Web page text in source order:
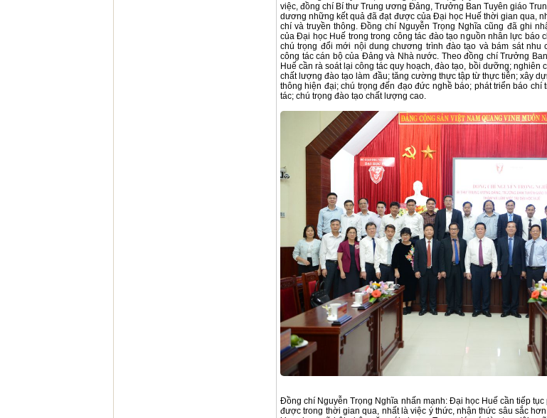
việc, đồng chí Bí thư Trung ương Đảng, Trưởng Ban Tuyên giáo
dương những kết quả đã đạt được của Đại học Huế thời gian qua,
chí và truyền thông. Đồng chí Nguyễn Trọng Nghĩa cũng đã ghi
của Đại học Huế trong trong công tác đào tạo nguồn nhân lực báo
chú trọng đổi mới nội dung chương trình đào tạo và bám sát nhu
công tác cán bộ của Đảng và Nhà nước. Theo đồng chí Trưởng
Huế cần rà soát lại công tác quy hoạch, đào tạo, bồi dưỡng; nghiên
chất lượng đào tạo làm đầu; tăng cường thực tập từ thực tiễn; xây
thông hiện đại; chú trọng đến đạo đức nghề báo; phát triển báo
tác; chú trọng đào tạo chất lượng cao.
Đồng chí Nguyễn Trọng Nghĩa nhấn mạnh: Đại học Huế cần tiếp tục
được trong thời gian qua, nhất là việc ý thức, nhận thức sâu sắc